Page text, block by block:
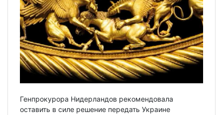
Генпрокурора Нидерландов рекомендовала
оставить в силе решение передать Украине